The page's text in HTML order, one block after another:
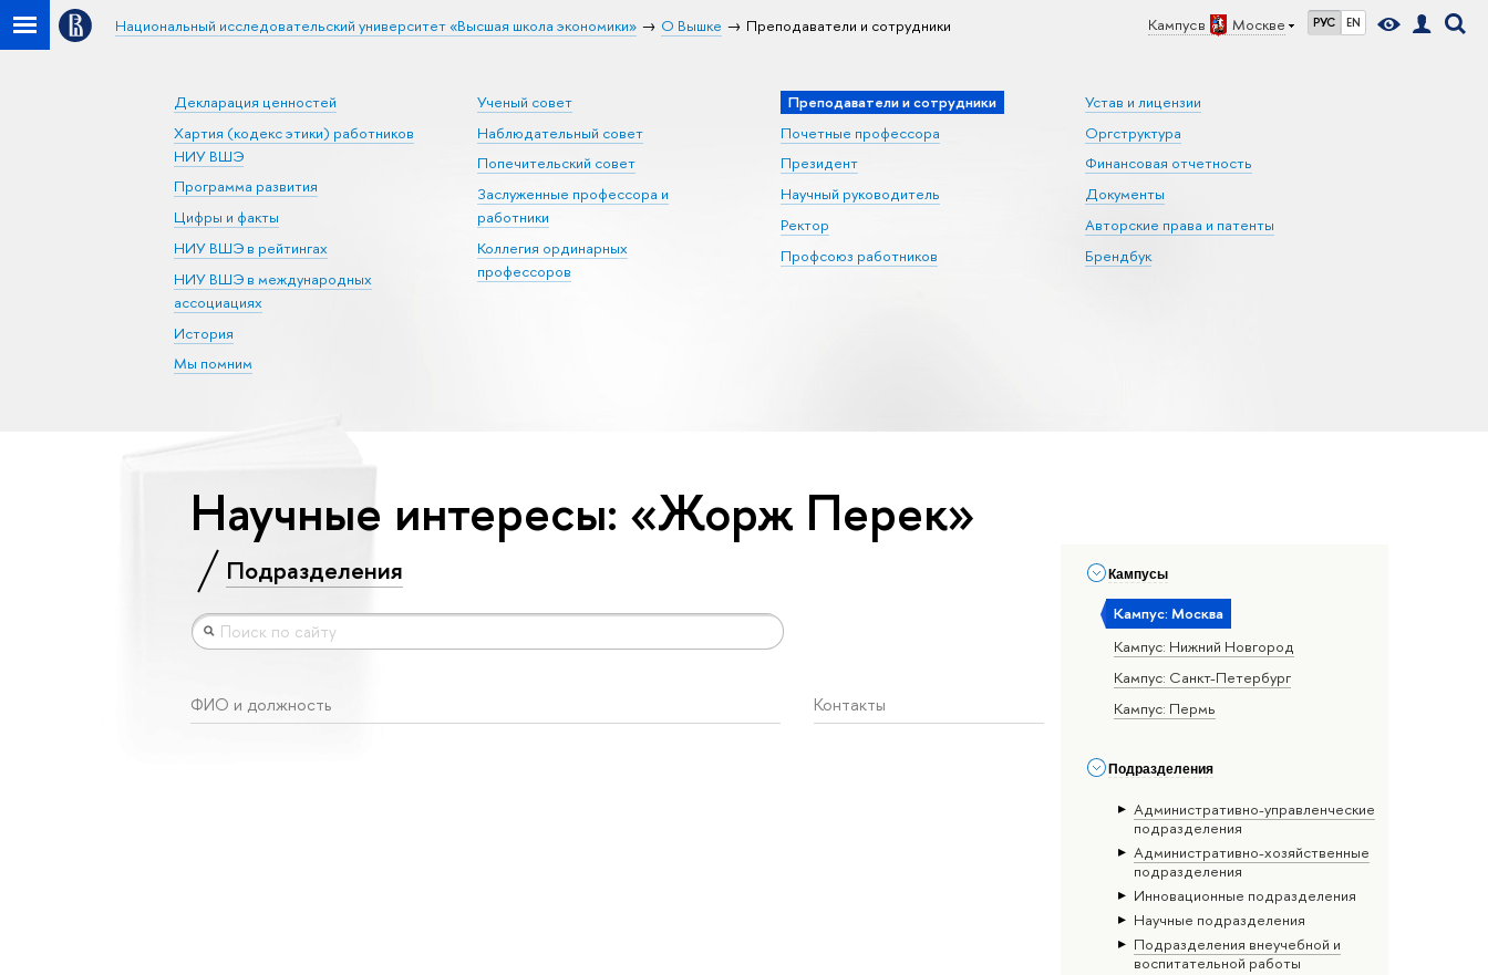
Кампус в Москве РУС EN
Национальный исследовательский университет «Высшая школа экономики» О Вышке Преподаватели и сотрудники
Декларация ценностей
Хартия (кодекс этики) работников
НИУ ВШЭ
Программа развития
Цифры и факты
НИУ ВШЭ в рейтингах
НИУ ВШЭ в международных
ассоциациях
История
Мы помним
Ученый совет
Наблюдательный совет
Попечительский совет
Заслуженные профессора и
работники
Коллегия ординарных
профессоров
Преподаватели и сотрудники
Почетные профессора
Президент
Научный руководитель
Ректор
Профсоюз работников
Устав и лицензии
Оргструктура
Финансовая отчетность
Документы
Авторские права и патенты
Брендбук
Кампусы
Кампус: Москва
Кампус: Нижний Новгород
Кампус: Санкт-Петербург
Кампус: Пермь
Подразделения
Административно-управленческие
подразделения
Административно-хозяйственные
подразделения
Инновационные подразделения
Научные подразделения
Подразделения внеучебной и
воспитательной работы
Научные интересы: «Жорж Перек»
Подразделения
ФИО и должность Контакты